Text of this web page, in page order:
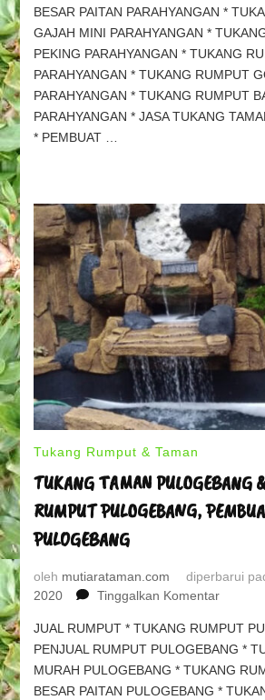
BESAR PAITAN PARAHYANGAN *
GAJAH MINI PARAHYANGAN *
PEKING PARAHYANGAN * TUKANG
PARAHYANGAN * TUKANG RUMPUT
PARAHYANGAN * TUKANG RUMPUT
PARAHYANGAN * JASA TUKANG
* PEMBUAT …
Tukang Rumput & Taman
TUKANG TAMAN PULOGEBANG
RUMPUT PULOGEBANG,
PULOGEBANG
oleh mutiarataman.com diperbarui
2020
Tinggalkan Komentarpada
TAMAN
&
JUAL RUMPUT * TUKANG RUMPUT
PENJUAL RUMPUT PULOGEBANG *
MURAH PULOGEBANG * TUKANG
BESAR PAITAN PULOGEBANG *